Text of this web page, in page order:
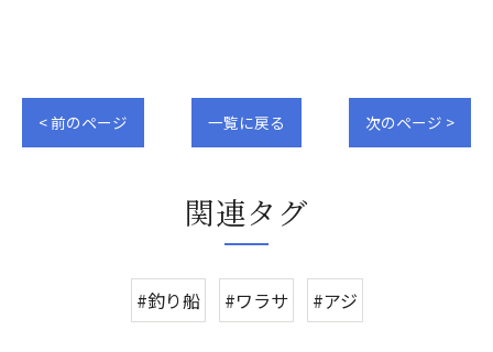
< 前のページ 一覧に戻る 次のページ >
関連タグ
#釣り船 #ワラサ #アジ